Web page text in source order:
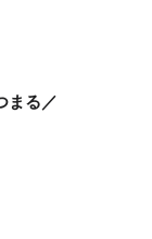
まる／